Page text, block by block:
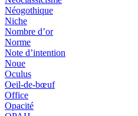
Néogothique
Niche
Nombre d’or
Norme
Note d’intention
Noue
Oculus
Oeil-de-bœuf
Office
Opacité